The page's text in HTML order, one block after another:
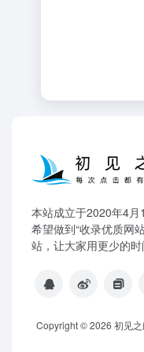
本站成立于2020年4月
希望做到“收录优质网
站，让大家用更少的
Copyright © 2026 初见